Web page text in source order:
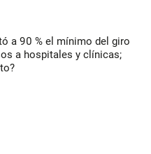
a 90 % el mínimo del giro
a hospitales y clínicas;